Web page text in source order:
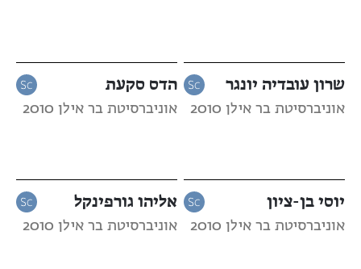
שרון עובדיה יונגר
אוניברסיטת בר אילן 2010
הדס סקעת
אוניברסיטת בר אילן 2010
יוסי בן-ציון
אוניברסיטת בר אילן 2010
אליהו גורפינקל
אוניברסיטת בר אילן 2010